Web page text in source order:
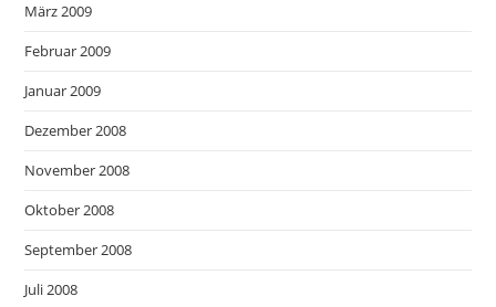
März 2009
Februar 2009
Januar 2009
Dezember 2008
November 2008
Oktober 2008
September 2008
Juli 2008